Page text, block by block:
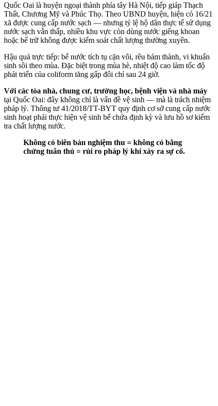
Quốc Oai là huyện ngoại thành phía tây Hà Nội, tiếp giáp Thạch
Thất, Chương Mỹ và Phúc Thọ. Theo UBND huyện, hiện có 16/21
xã được cung cấp nước sạch — nhưng tỷ lệ hộ dân thực tế sử dụng
nước sạch vẫn thấp, nhiều khu vực còn dùng nước giếng khoan
hoặc bể trữ không được kiểm soát chất lượng thường xuyên.
Hậu quả trực tiếp: bể nước tích tụ cặn vôi, rêu bám thành, vi khuẩn
sinh sôi theo mùa. Đặc biệt trong mùa hè, nhiệt độ cao làm tốc độ
phát triển của coliform tăng gấp đôi chỉ sau 24 giờ.
Với các tòa nhà, chung cư, trường học, bệnh viện và nhà máy
tại Quốc Oai: đây không chỉ là vấn đề vệ sinh — mà là trách nhiệm
pháp lý. Thông tư 41/2018/TT-BYT quy định cơ sở cung cấp nước
sinh hoạt phải thực hiện vệ sinh bể chứa định kỳ và lưu hồ sơ kiểm
tra chất lượng nước.
Không có biên bản nghiệm thu = không có bằng
chứng tuân thủ = rủi ro pháp lý khi xảy ra sự cố.